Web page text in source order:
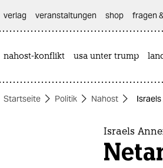
themen
verlag
veranstaltungen shop fragen
nahost-konflikt usa unter trump
Startseite Politik Nahost
Israels